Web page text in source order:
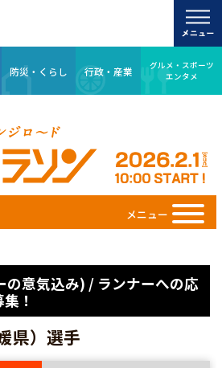
防災・くらし 行政・産業
グルメ・スポーツ
エンタメ
メニュー
の意気込み) / ランナーへの応
！
県）選手